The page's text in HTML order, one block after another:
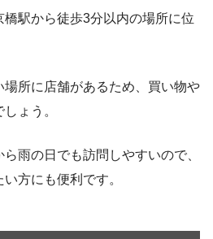
駅から徒歩3分以内の場所に位
所に店舗があるため、買い物や
ょう。
雨の日でも訪問しやすいので、
方にも便利です。